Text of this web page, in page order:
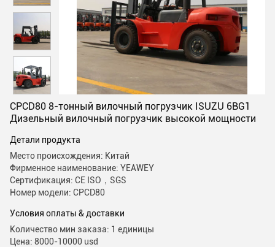
CPCD80 8-тонный вилочный погрузчик ISUZU 6BG1
Дизельный вилочный погрузчик высокой мощности
Детали продукта
Место происхождения: Китай
Фирменное наименование: YEAWEY
Сертификация: CE ISO，SGS
Номер модели: CPCD80
Условия оплаты & доставки
Количество мин заказа: 1 единицы
Цена: 8000-10000 usd